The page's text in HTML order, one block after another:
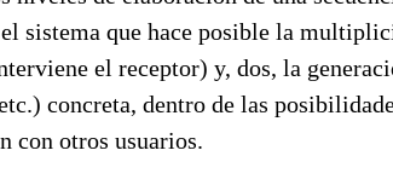
sistema que hace posible la
el receptor) y, dos, la
concreta, dentro de las
con otros usuarios.